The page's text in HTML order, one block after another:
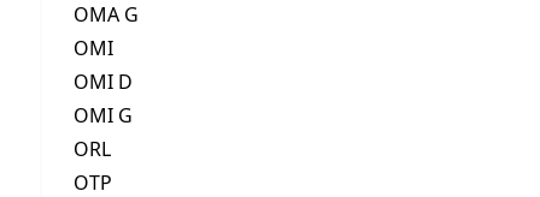
OMA G
OMI
OMI D
OMI G
ORL
OTP